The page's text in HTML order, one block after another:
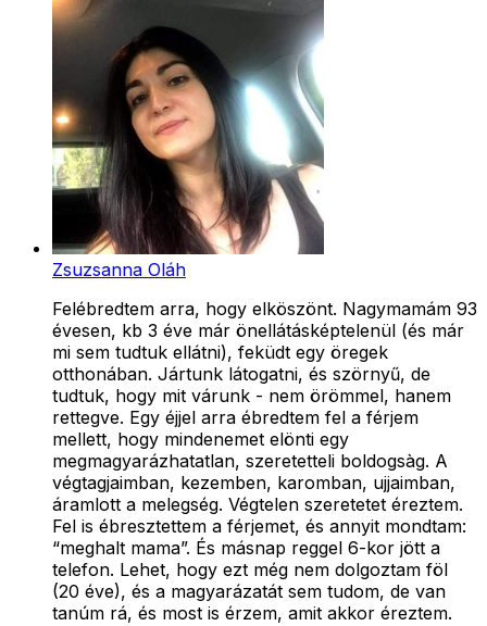
Zsuzsanna Oláh
Felébredtem arra, hogy elköszönt. Nagymamám 93
évesen, kb 3 éve már önellátásképtelenül (és már
mi sem tudtuk ellátni), feküdt egy öregek
otthonában. Jártunk látogatni, és szörnyű, de
tudtuk, hogy mit várunk - nem örömmel, hanem
rettegve. Egy éjjel arra ébredtem fel a férjem
mellett, hogy mindenemet elönti egy
megmagyarázhatatlan, szeretetteli boldogsàg. A
végtagjaimban, kezemben, karomban, ujjaimban,
áramlott a melegség. Végtelen szeretetet éreztem.
Fel is ébresztettem a férjemet, és annyit mondtam:
“meghalt mama”. És másnap reggel 6-kor jött a
telefon. Lehet, hogy ezt még nem dolgoztam föl
(20 éve), és a magyarázatát sem tudom, de van
tanúm rá, és most is érzem, amit akkor éreztem.